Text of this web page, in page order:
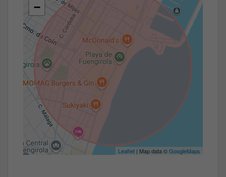
−
Leaflet | Map data ©GoogleMaps